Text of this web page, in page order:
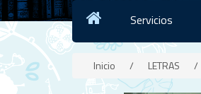
Servicios
Inicio / LETRAS /